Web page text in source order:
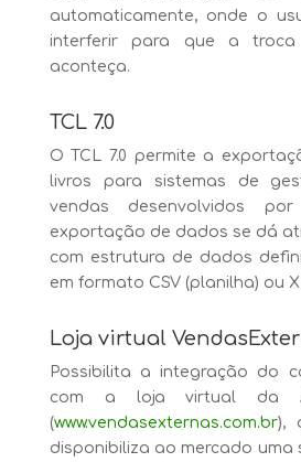
automaticamente, onde o
interferir para que a troca
aconteça.
TCL 7.0
O TCL 7.0 permite a
livros para sistemas de
vendas desenvolvidos
exportação de dados se dá
com estrutura de dados
em formato CSV (planilha) ou
Loja virtual
Possibilita a integração do
com a loja virtual da
(www.vendasexternas.com.br),
disponibiliza ao mercado uma